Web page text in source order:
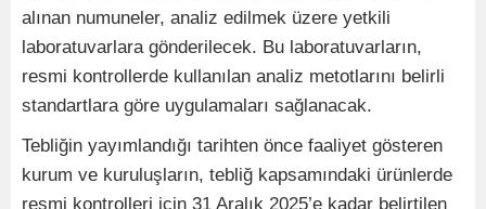
alınan numuneler, analiz edilmek üzere yetkili
laboratuvarlara gönderilecek. Bu laboratuvarların,
resmi kontrollerde kullanılan analiz metotlarını belirli
standartlara göre uygulamaları sağlanacak.
Tebliğin yayımlandığı tarihten önce faaliyet gösteren
kurum ve kuruluşların, tebliğ kapsamındaki ürünlerde
resmi kontrolleri için 31 Aralık 2025’e kadar belirtilen